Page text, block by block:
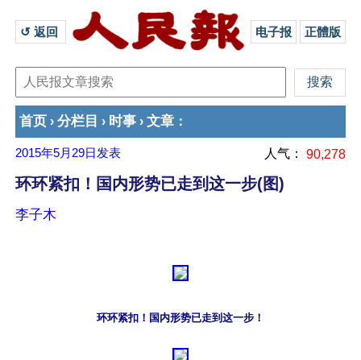
↺ 返回 电子报 正體版
首页 › 分栏目 › 时事 › 文章 ：
2015年5月29日 发表 人气： 90,278
环环紧扣！国内形势已走到这一步(图)
李子木
环环紧扣！国内形势已走到这一步！